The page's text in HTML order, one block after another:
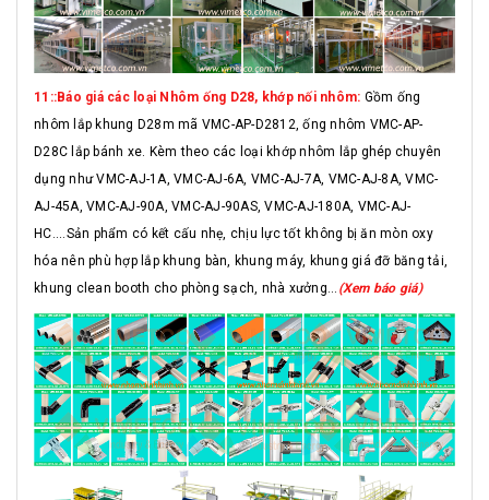
11::Báo giá các loại Nhôm ống D28, khớp nối nhôm: Gồm ống
nhôm lắp khung D28m mã VMC-AP-D2812, ống nhôm VMC-AP-
D28C lắp bánh xe. Kèm theo các loại khớp nhôm lắp ghép chuyên
dụng như VMC-AJ-1A, VMC-AJ-6A, VMC-AJ-7A, VMC-AJ-8A, VMC-
AJ-45A, VMC-AJ-90A, VMC-AJ-90AS, VMC-AJ-180A, VMC-AJ-
HC....Sản phẩm có kết cấu nhẹ, chịu lực tốt không bị ăn mòn oxy
hóa nên phù hợp lắp khung bàn, khung máy, khung giá đỡ băng tải,
khung clean booth cho phòng sạch, nhà xưởng... (Xem báo giá)